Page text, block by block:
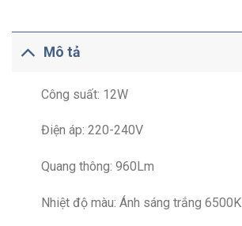
Mô tả
Công suất: 12W
Điện áp: 220-240V
Quang thông: 960Lm
Nhiệt độ màu: Ánh sáng trắng 6500K